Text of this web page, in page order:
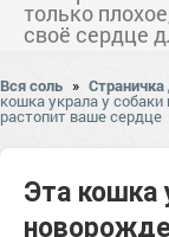
только
своё сердце
Вся соль » Страничка
кошка украла у
растопит ваше сердце
Эта кошка